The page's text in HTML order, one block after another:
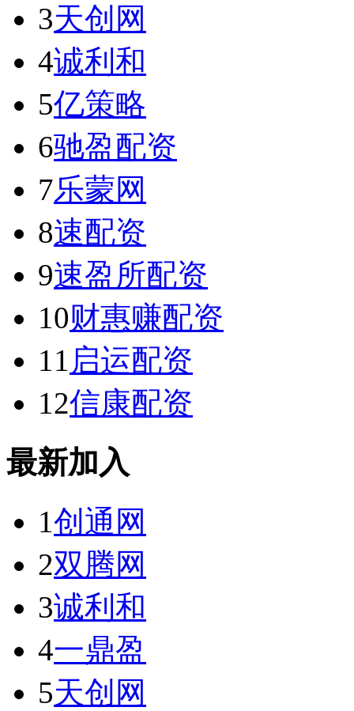
3天创网
4诚利和
5亿策略
6驰盈配资
7乐蒙网
8速配资
9速盈所配资
10财惠赚配资
11 启运配资
12信康配资
最新加入
1创通网
2双腾网
3诚利和
4一鼎盈
5天创网